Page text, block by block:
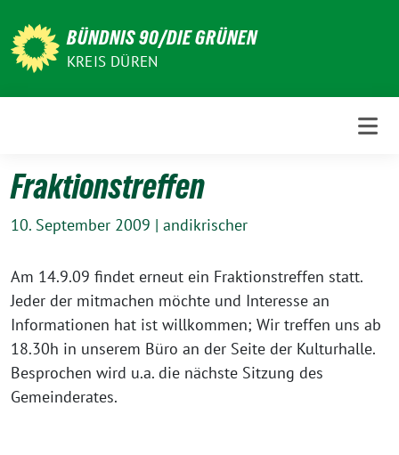
zum
Inhalt
BÜNDNIS 90/DIE GRÜNEN
KREIS DÜREN
Fraktionstreffen
10. September 2009 | andikrischer
Am 14.9.09 findet erneut ein Fraktionstreffen statt.
Jeder der mitmachen möchte und Interesse an
Informationen hat ist willkommen; Wir treffen uns ab
18.30h in unserem Büro an der Seite der Kulturhalle.
Besprochen wird u.a. die nächste Sitzung des
Gemeinderates.